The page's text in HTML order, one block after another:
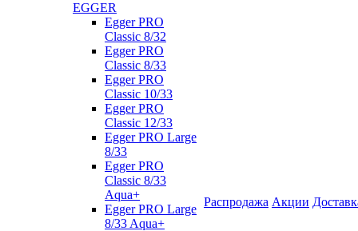
EGGER
Egger PRO
Classic 8/32
Egger PRO
Classic 8/33
Egger PRO
Classic 10/33
Egger PRO
Classic 12/33
Egger PRO Large
8/33
Egger PRO
Classic 8/33
Aqua+
Egger PRO Large
8/33 Aqua+
Распродажа Акции